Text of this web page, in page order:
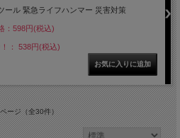
ール 緊急ライフハンマー 災害対策
：598円(税込)
： 538円(税込)
ージ（全30件）